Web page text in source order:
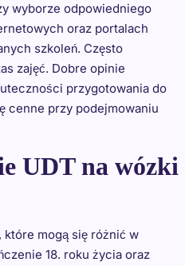
wyborze odpowiedniego
oraz portalach
szkoleń. Często
zajęć. Dobre opinie
przygotowania do
cenne przy podejmowaniu
UDT na wózki
które mogą się różnić w
18. roku życia oraz